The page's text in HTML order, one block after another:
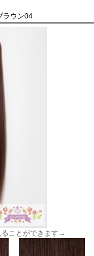
ラウン04
ことができます→